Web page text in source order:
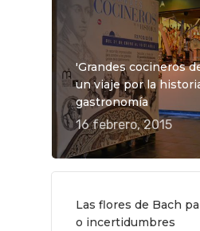
'Grandes cocineros
un viaje por la
gastronomía
16 febrero, 2015
Las flores de Bach
o incertidumbres